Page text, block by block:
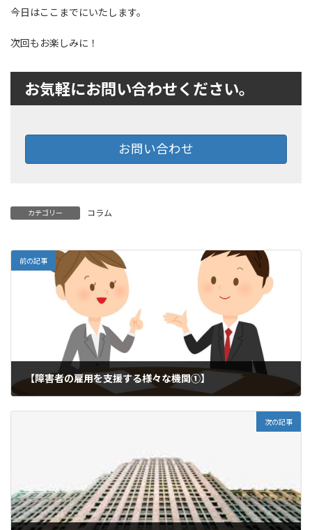
今日はここまでにいたします。
次回もお楽しみに！
お気軽にお問い合わせください。
お問い合わせ
カテゴリー コラム
前の記事
【障害者の雇用を支援する様々な機関①】
次の記事